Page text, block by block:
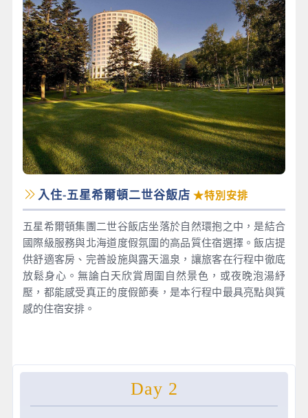
入住-五星希爾頓二世谷飯店 ★特別安排
五星希爾頓集團二世谷飯店坐落於自然環抱之中，是結合
國際級服務與北海道度假氛圍的高品質住宿選擇。飯店提
供舒適客房、完善設施與露天溫泉，讓旅客在行程中徹底
放鬆身心。無論白天欣賞周圍自然景色，或夜晚泡湯紓
壓，都能感受真正的度假節奏，是本行程中最具亮點與質
感的住宿安排。
Day 2